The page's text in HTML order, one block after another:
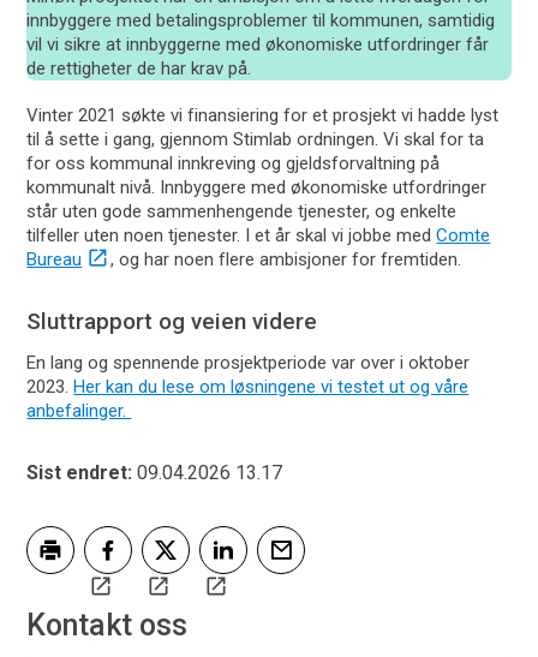
innbyggere med betalingsproblemer til kommunen, samtidig
vil vi sikre at innbyggerne med økonomiske utfordringer får
de rettigheter de har krav på.
Vinter 2021 søkte vi finansiering for et prosjekt vi hadde lyst
til å sette i gang, gjennom Stimlab ordningen. Vi skal for ta
for oss kommunal innkreving og gjeldsforvaltning på
kommunalt nivå. Innbyggere med økonomiske utfordringer
står uten gode sammenhengende tjenester, og enkelte
tilfeller uten noen tjenester. I et år skal vi jobbe medComte
Bureau
, og har noen flere ambisjoner for fremtiden.
Sluttrapport og veien videre
En lang og spennende prosjektperiode var over i oktober
2023.Her kan du lese om løsningene vi testet ut og våre
anbefalinger.
Sist endret 09.04.2026 13.17
Del på Facebook
Del på TwitterDel på LinkedIn
Kontakt oss